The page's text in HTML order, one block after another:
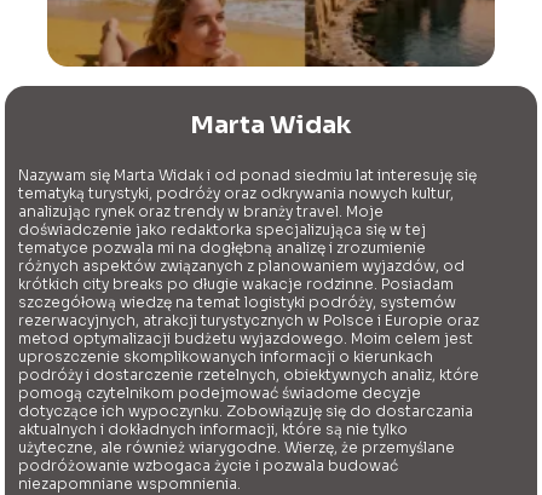
Marta Widak
Nazywam się Marta Widak i od ponad siedmiu lat interesuję się
tematyką turystyki, podróży oraz odkrywania nowych kultur,
analizując rynek oraz trendy w branży travel. Moje
doświadczenie jako redaktorka specjalizująca się w tej
tematyce pozwala mi na dogłębną analizę i zrozumienie
różnych aspektów związanych z planowaniem wyjazdów, od
krótkich city breaks po długie wakacje rodzinne. Posiadam
szczegółową wiedzę na temat logistyki podróży, systemów
rezerwacyjnych, atrakcji turystycznych w Polsce i Europie oraz
metod optymalizacji budżetu wyjazdowego. Moim celem jest
uproszczenie skomplikowanych informacji o kierunkach
podróży i dostarczenie rzetelnych, obiektywnych analiz, które
pomogą czytelnikom podejmować świadome decyzje
dotyczące ich wypoczynku. Zobowiązuję się do dostarczania
aktualnych i dokładnych informacji, które są nie tylko
użyteczne, ale również wiarygodne. Wierzę, że przemyślane
podróżowanie wzbogaca życie i pozwala budować
niezapomniane wspomnienia.